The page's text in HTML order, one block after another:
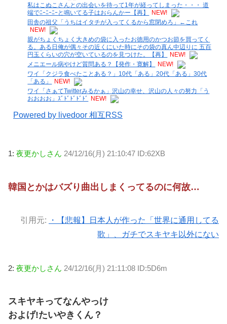
私はこぬこさんとの出会いを待って1年が経ってしまった・・・ 道
端でﾆｰﾆｰﾆｰと鳴いてる子はおらんかー【再】
NEW!
田舎の祖父「うちはイタチが入ってくるから窓閉めろ」←これ
NEW!
親がちょくちょく大きめの袋に入ったお徳用のかつお節を買ってく
る。ある日俺が偶々その近くにいた時にその袋の真ん中辺りに 五百
円玉くらいの穴が空いているのを見つけた。【再】
NEW!
メニエール病やけど質問ある？【発作・寛解】
NEW!
ワイ「クジラ食べたことある？」10代「ある」20代「ある」30代
「ある」
NEW!
ワイ「さぁてTwitterみるかぁ」沢山の幸せ、沢山の人々の努力「う
おおおお」ｽﾞﾄﾞﾄﾞﾄﾞﾄﾞ
NEW!
Powered by livedoor 相互RSS
1: 夜更かしさん 24/12/16(月) 21:10:47 ID:62XB
韓国とかはバズり曲出しまくってるのに何故…
引用元:
・【悲報】日本人が作った「世界に通用してる
歌」、ガチでスキヤキ以外にない
2: 夜更かしさん 24/12/16(月) 21:11:08 ID:5D6m
スキヤキってなんやっけ
およげ!たいやきくん？